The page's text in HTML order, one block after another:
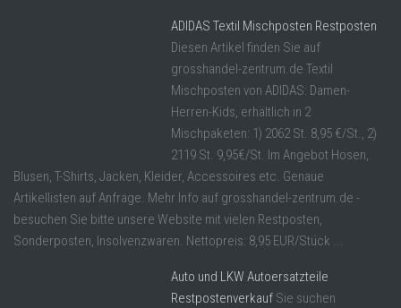
ADIDAS Textil Mischposten Restposten
Diesen Artikel finden Sie auf
grosshandel-zentrum.de Textil
Mischposten von ADIDAS: Damen-
Herren-Kids, erhältlich in 2
Mischpaketen: 1) 2062 St. 8,95 €/St., 2)
2119 St. 9,95€/St. Im Angebot Hosen,
Blusen, T-Shirts, Jacken, Kleider, Accessoires etc. Genaue
Artikellisten auf Anfrage. Mehr Info auf grosshandel-zentrum.de -
besuchen Sie bitte unsere Website mit vielen Restposten,
Sonderposten, Insolvenzwaren. Nettopreis: 8,95 EUR/Stück ...
Auto und LKW Autoersatzteile
Restpostenverkauf Sie suchen